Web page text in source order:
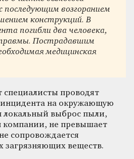
последующим возгоранием
конструкций. В
погибли два человека,
Пострадавшим
медицинская
проводят
инцидента на окружающую
локальный выброс пыли,
не превышает
сопровождается
загрязняющих веществ.